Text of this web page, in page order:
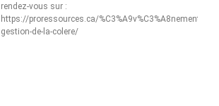
rendez-vous sur :
https://proressources.ca/%C3%A9v%C3%A8nement/
gestion-de-la-colere/